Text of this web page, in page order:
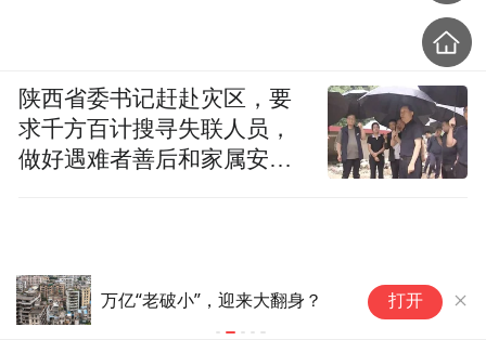
感谢爱回收提升了小区大爷大妈
的素质
打开
陕西省委书记赶赴灾区，要
求千方百计搜寻失联人员，
做好遇难者善后和家属安抚